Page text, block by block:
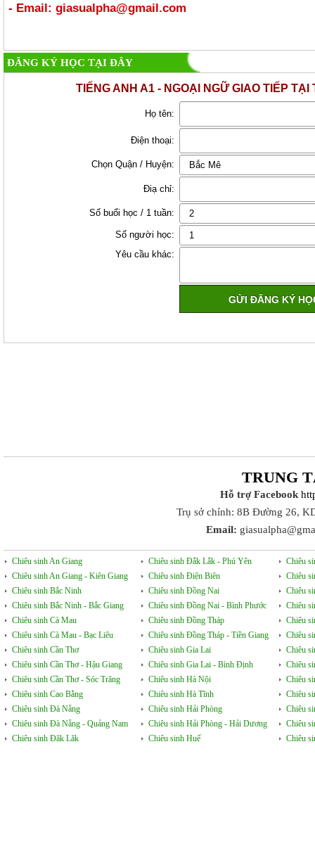
- Email: giasualpha@gmail.com
ĐĂNG KÝ HỌC TẠI ĐÂY
TIẾNG ANH A1 - NGOẠI NGỮ GIAO TIẾP
Họ tên:
Điện thoại:
Chọn Quận / Huyện:
Điạ chỉ:
Số buổi học / 1 tuần:
Số người học:
Yêu cầu khác:
TRUNG
Hỗ trợ Facebook
Trụ sở chính: 8B Đường 26,
Email:
Chiêu sinh An Giang
Chiêu sinh An Giang - Kiên Giang
Chiêu sinh Bắc Ninh
Chiêu sinh Bắc Ninh - Bắc Giang
Chiêu sinh Cà Mau
Chiêu sinh Cà Mau - Bạc Liêu
Chiêu sinh Cần Thơ
Chiêu sinh Cần Thơ - Hậu Giang
Chiêu sinh Cần Thơ - Sóc Trăng
Chiêu sinh Cao Bằng
Chiêu sinh Đà Nẵng
Chiêu sinh Đà Nẵng - Quảng Nam
Chiêu sinh Đăk Lăk
Chiêu sinh Đắk Lắk - Phú Yên
Chiêu sinh Điện Biên
Chiêu sinh Đồng Nai
Chiêu sinh Đồng Nai - Bình Phước
Chiêu sinh Đồng Tháp
Chiêu sinh Đồng Tháp - Tiền Giang
Chiêu sinh Gia Lai
Chiêu sinh Gia Lai - Bình Định
Chiêu sinh Hà Nội
Chiêu sinh Hà Tĩnh
Chiêu sinh Hải Phòng
Chiêu sinh Hải Phòng - Hải Dương
Chiêu sinh Huế
Chiêu
Chiêu
Chiêu
Chiêu
Chiêu
Chiêu
Chiêu
Chiêu
Chiêu
Chiêu
Chiêu
Chiêu
Chiêu